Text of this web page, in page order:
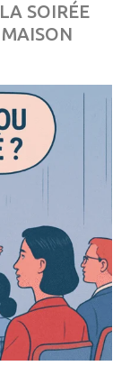
SOIRÉE